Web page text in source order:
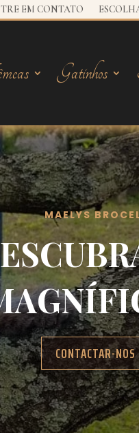
EM CONTATO
Gatinhos
MAELYS
CONTACTAR-NOS